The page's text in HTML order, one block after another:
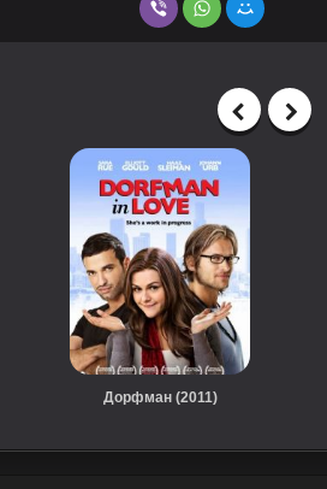
Дорфман (2011)